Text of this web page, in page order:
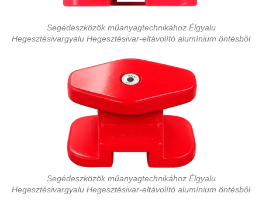
Segédeszközök műanyagtechnikához Élgyalu
Hegesztésivargyalu Hegesztésivar-eltávolító alumínium öntésből
Segédeszközök műanyagtechnikához Élgyalu
Hegesztésivargyalu Hegesztésivar-eltávolító alumínium öntésből